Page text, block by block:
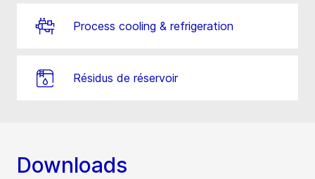
Process cooling & refrigeration
Résidus de réservoir
Downloads